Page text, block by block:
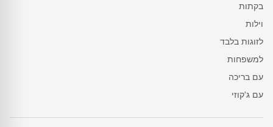
בקתות
וילות
לזוגות בלבד
למשפחות
עם בריכה
עם ג'קוזי